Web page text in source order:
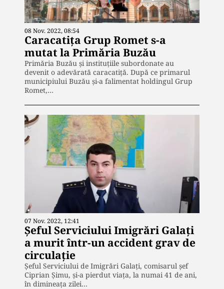
08 Nov. 2022, 08:54
Caracatița Grup Romet s-a
mutat la Primăria Buzău
Primăria Buzău și instituțiile subordonate au
devenit o adevărată caracatiță. După ce primarul
municipiului Buzău și-a falimentat holdingul Grup
Romet,…
07 Nov. 2022, 12:41
Șeful Serviciului Imigrări Galați
a murit într-un accident grav de
circulație
Șeful Serviciului de Imigrări Galați, comisarul șef
Ciprian Șimu, și-a pierdut viața, la numai 41 de ani,
în dimineața zilei…